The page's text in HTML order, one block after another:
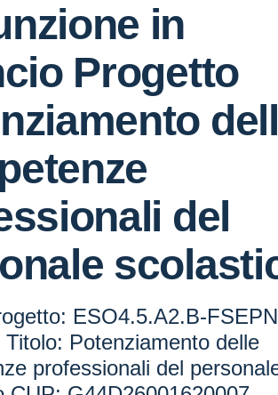
in
Progetto
del
ESO4.5.A2.B-
Titolo: Potenziamento delle
professionali del